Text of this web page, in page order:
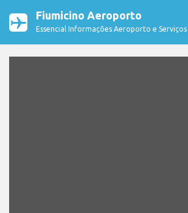
Fiumicino Aeroporto
Essencial Informações Aeroporto e Serviços